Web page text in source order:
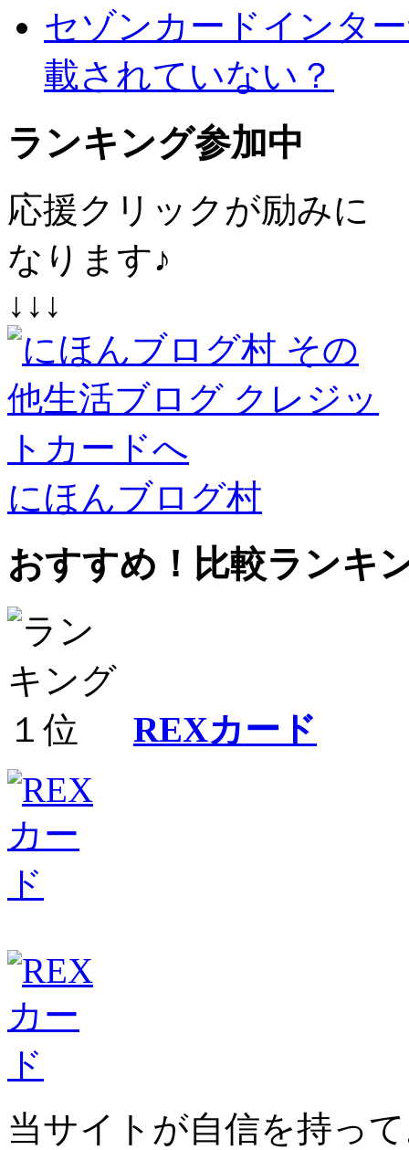
セゾンカードインタ
載されていない？
ランキング参加中
応援クリックが励みに
なります♪
↓↓↓
にほんブログ村
おすすめ！比較ランキ
REXカード
当サイトが自信を持っ